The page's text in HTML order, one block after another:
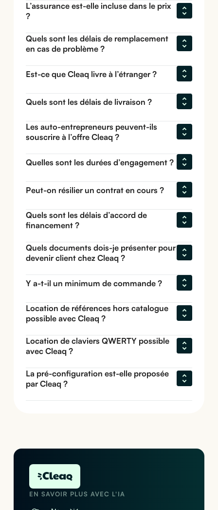
L’assurance est-elle incluse dans le prix
?
Quels sont les délais de remplacement
en cas de problème ?
Est-ce que Cleaq livre à l’étranger ?
Quels sont les délais de livraison ?
Les auto-entrepreneurs peuvent-ils
souscrire à l’offre Cleaq ?
Quelles sont les durées d’engagement ?
Peut-on résilier un contrat en cours ?
Quels sont les délais d’accord de
financement ?
Quels documents dois-je présenter pour
devenir client chez Cleaq ?
Y a-t-il un minimum de commande ?
Location de références hors catalogue
possible avec Cleaq ?
Location de claviers QWERTY possible
avec Cleaq ?
La pré-configuration est-elle proposée
par Cleaq ?
EN SAVOIR PLUS AVEC L'IA